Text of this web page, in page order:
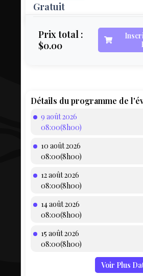
AEQ
Gratuit
Prix total :
$0.00
Détails du programme de
9 août 2026
08:00(8h00)
10 août 2026
08:00(8h00)
12 août 2026
08:00(8h00)
14 août 2026
08:00(8h00)
15 août 2026
08:00(8h00)
Voir Plus